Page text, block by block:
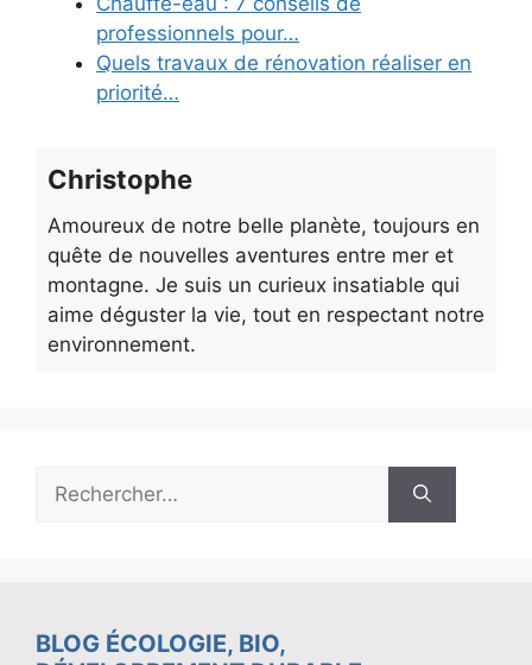
professionnels pour…
Quels travaux de rénovation réaliser en
priorité…
Christophe
Amoureux de notre belle planète, toujours en
quête de nouvelles aventures entre mer et
montagne. Je suis un curieux insatiable qui
aime déguster la vie, tout en respectant notre
environnement.
BLOG ÉCOLOGIE, BIO,